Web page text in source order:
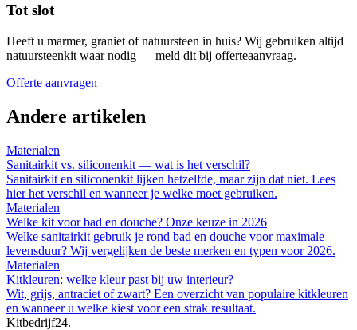
Tot slot
Heeft u marmer, graniet of natuursteen in huis? Wij gebruiken altijd
natuursteenkit waar nodig — meld dit bij offerteaanvraag.
Offerte aanvragen
Andere artikelen
Materialen
Sanitairkit vs. siliconenkit — wat is het verschil?
Sanitairkit en siliconenkit lijken hetzelfde, maar zijn dat niet. Lees
hier het verschil en wanneer je welke moet gebruiken.
Materialen
Welke kit voor bad en douche? Onze keuze in 2026
Welke sanitairkit gebruik je rond bad en douche voor maximale
levensduur? Wij vergelijken de beste merken en typen voor 2026.
Materialen
Kitkleuren: welke kleur past bij uw interieur?
Wit, grijs, antraciet of zwart? Een overzicht van populaire kitkleuren
en wanneer u welke kiest voor een strak resultaat.
Kitbedrijf24.